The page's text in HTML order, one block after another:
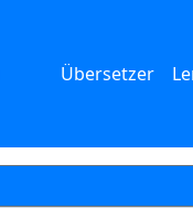
Übersetzer